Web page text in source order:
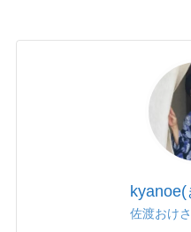
kyanoe(
佐渡おけ